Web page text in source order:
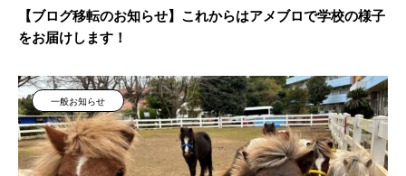
【ブログ移転のお知らせ】これからはアメブロで学校の様子
をお届けします！
一般お知らせ